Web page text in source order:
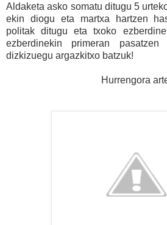
Aldaketa asko somatu ditugu 5
ekin diogu eta martxa hartzen
politak ditugu eta txoko
ezberdinekin primeran
dizkizuegu argazkitxo batzuk!
Hurrengora